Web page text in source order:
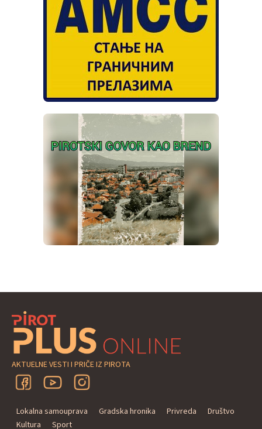
AKTUELNE VESTI I PRIČE IZ PIROTA
Lokalna samouprava Gradska hronika Privreda
Društvo
Kultura
Sport